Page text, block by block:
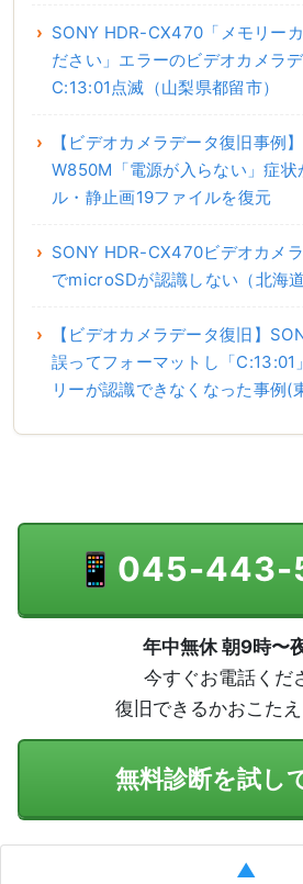
SONY HDR-CX470「メモリー
ださい」エラーのビデオカメラ
C:13:01点滅（山梨県都留市）
【ビデオカメラデータ復旧事例
W850M「電源が入らない」症
ル・静止画19ファイルを復元
SONY HDR-CX470ビデオカメ
でmicroSDが認識しない（北海道
【ビデオカメラデータ復旧】
誤ってフォーマットし「C:13:01
リーが認識できなくなった事例(
📱 045-443-
年中無休 朝9時〜
今すぐお電話くだ
復旧できるかおこたえ
無料診断を試し
▲